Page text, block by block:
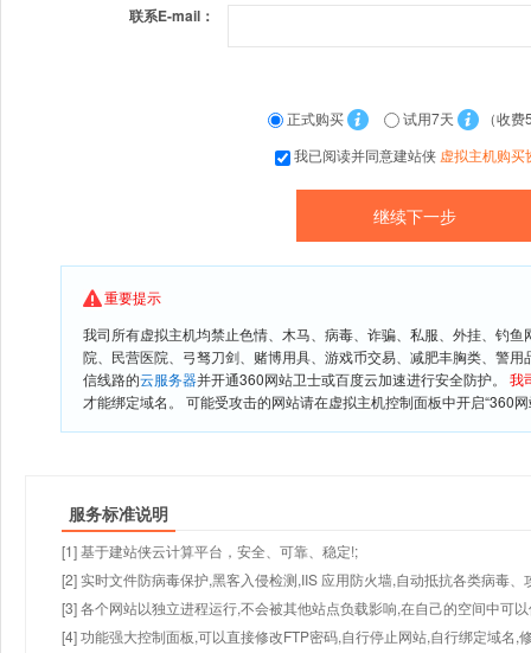
联系E-mail：
正式购买 试用7天
（收费
我已阅读并同意建站侠 虚拟主机购买
重要提示
我司所有虚拟主机均禁止色情、木马、病毒、诈骗、私服、外挂、钓
院、民营医院、弓驽刀剑、赌博用具、游戏币交易、减肥丰胸类、警
信线路的云服务器并开通360网站卫士或百度云加速进行安全防护。 我
才能绑定域名。 可能受攻击的网站请在虚拟主机控制面板中开启“360
服务标准说明
[1] 基于建站侠云计算平台，安全、可靠、稳定!;
[2] 实时文件防病毒保护,黑客入侵检测,IIS 应用防火墙,自动抵抗各类病毒、
[3] 各个网站以独立进程运行,不会被其他站点负载影响,在自己的空间中可
[4] 功能强大控制面板,可以直接修改FTP密码,自行停止网站,自行绑定域名,